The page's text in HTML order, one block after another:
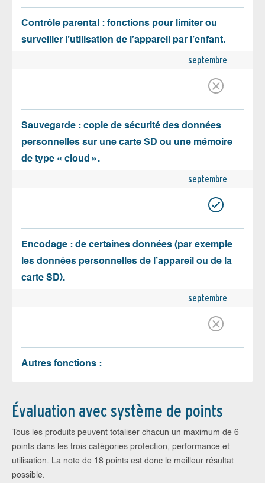
Contrôle parental : fonctions pour limiter ou
surveiller l’utilisation de l’appareil par l’enfant.
septembre
Sauvegarde : copie de sécurité des données
personnelles sur une carte SD ou une mémoire
de type « cloud ».
septembre
Encodage : de certaines données (par exemple
les données personnelles de l’appareil ou de la
carte SD).
septembre
Autres fonctions :
Évaluation avec système de points
Tous les produits peuvent totaliser chacun un maximum de 6
points dans les trois catégories protection, performance et
utilisation. La note de 18 points est donc le meilleur résultat
possible.